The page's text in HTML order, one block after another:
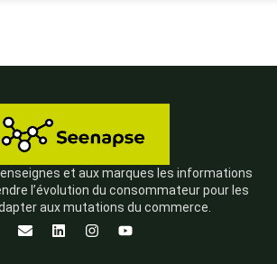
et aux marques les informations
l’évolution du consommateur pour les
aux mutations du commerce.